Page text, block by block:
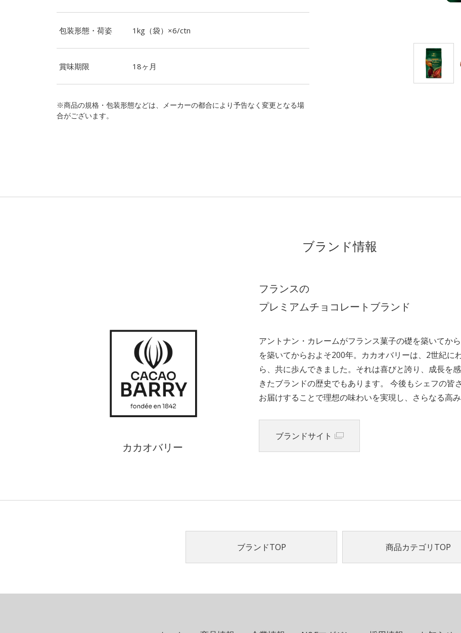
包装形態・荷姿 1kg（袋）×6/ctn
賞味期限 18ヶ月
※商品の規格・包装形態などは、メーカーの都合により予告なく変更となる場
合がございます。
ブランド情報
カカオバリー
フランスの
プレミアムチョコレートブランド
アントナン・カレームがフランス菓子の礎を築いてか
を築いてからおよそ200年。カカオバリーは、2世紀
ら、共に歩んできました。それは喜びと誇り、成長を
きたブランドの歴史でもあります。 今後もシェフの皆
お届けすることで理想の味わいを実現し、さらなる高
ブランドサイト
ブランドTOP 商品カテゴリTOP